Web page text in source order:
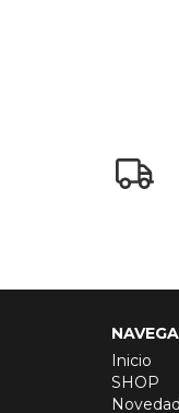
Inicio
SHOP